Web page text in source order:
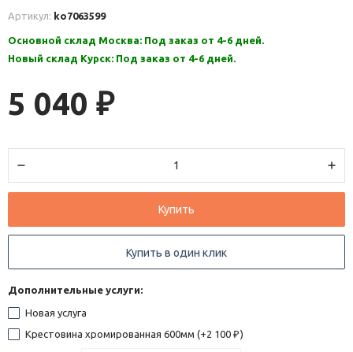
Артикул: ko7063599
Основной склад Москва: Под заказ от 4-6 дней.
Новый склад Курск: Под заказ от 4-6 дней.
5 040 ₽
Купить
Купить в один клик
Дополнительные услуги:
Новая услуга
Крестовина хромированная 600мм (+2 100 ₽ )